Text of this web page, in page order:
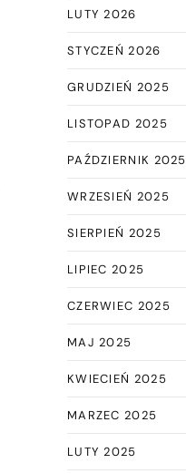
LUTY 2026
STYCZEŃ 2026
GRUDZIEŃ 2025
LISTOPAD 2025
PAŹDZIERNIK 2025
WRZESIEŃ 2025
SIERPIEŃ 2025
LIPIEC 2025
CZERWIEC 2025
MAJ 2025
KWIECIEŃ 2025
MARZEC 2025
LUTY 2025